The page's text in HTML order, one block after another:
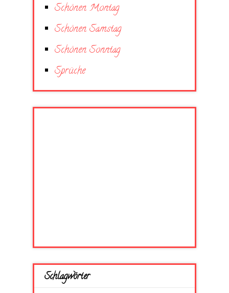
Schönen Montag
Schönen Samstag
Schönen Sonntag
Sprüche
Schlagwörter